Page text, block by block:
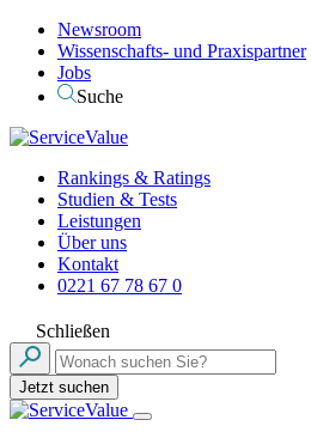
Newsroom
Wissenschafts- und Praxispartner
Jobs
Suche
Rankings & Ratings
Studien & Tests
Leistungen
Über uns
Kontakt
0221 67 78 67 0
Schließen
Jetzt suchen